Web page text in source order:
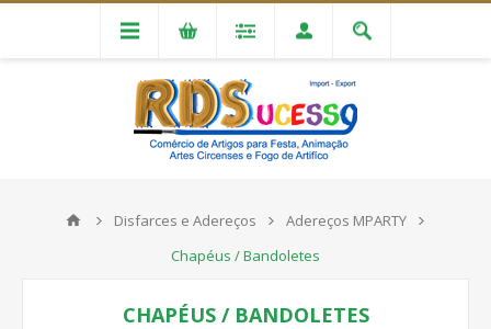
Disfarces e Adereços
Adereços MPARTY
Chapéus / Bandoletes
CHAPÉUS / BANDOLETES